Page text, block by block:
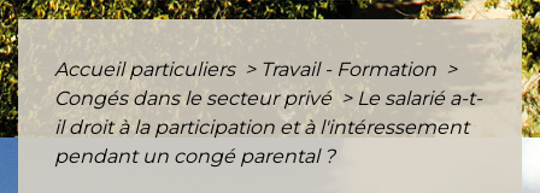
Accueil particuliers > Travail - Formation >
Congés dans le secteur privé > Le salarié a-t-
il droit à la participation et à l'intéressement
pendant un congé parental ?